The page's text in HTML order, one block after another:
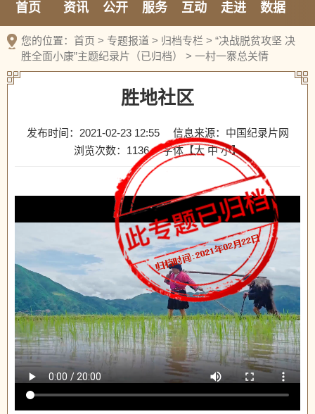
首页 资讯 公开 服务 互动 走进
数据
新媒体
您的位置： 首页 > 专题报道 > 归档专栏 > “决战脱贫攻坚 决
胜全面小康”主题纪录片（已归档）
> 一村一寨总关情
胜地社区
发布时间：2021-02-23 12:55
信息来源：中国纪录片网
浏览次数： 1136 字体【大 中 小】